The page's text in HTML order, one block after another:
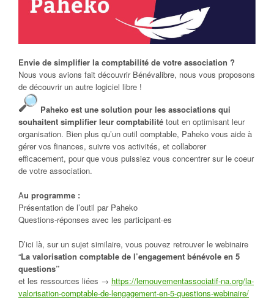
Envie de simplifier la comptabilité de votre association ?
Nous vous avions fait découvrir Bénévalibre, nous vous proposons
de découvrir un autre logiciel libre !
Paheko est une solution pour les associations qui
souhaitent simplifier leur comptabilité tout en optimisant leur
organisation. Bien plus qu’un outil comptable, Paheko vous aide à
gérer vos finances, suivre vos activités, et collaborer
efficacement, pour que vous puissiez vous concentrer sur le coeur
de votre association.
Au programme :
Présentation de l’outil par Paheko
Questions-réponses avec les participant·es
D’ici là, sur un sujet similaire, vous pouvez retrouver le webinaire
“La valorisation comptable de l’engagement bénévole en 5
questions”
et les ressources liées → https://lemouvementassociatif-na.org/la-
valorisation-comptable-de-lengagement-en-5-questions-webinaire/